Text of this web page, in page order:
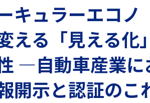
キュラーエコノ
える「見える化」
―自動車産業に
開示と認証のこ